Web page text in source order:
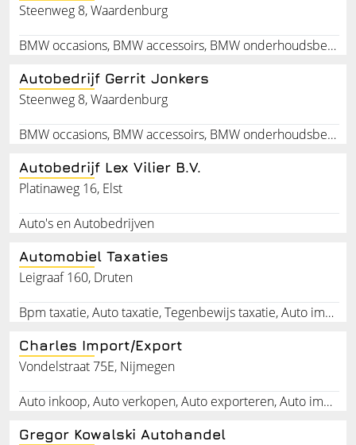
Steenweg 8, Waardenburg
BMW occasions, BMW accessoirs, BMW onderhoudsbeurt, APK keuringen, Technische problemen, BMW reparatie, BMW specialist, BMW mini, BMW servicebeurt
Autobedrijf Gerrit Jonkers
Steenweg 8, Waardenburg
BMW occasions, BMW accessoirs, BMW onderhoudsbeurt, APK keuringen, Technische problemen, BMW reparatie, BMW specialist, BMW mini, BMW servicebeurt
Autobedrijf Lex Vilier B.V.
Platinaweg 16, Elst
Auto's en Autobedrijven
Automobiel Taxaties
Leigraaf 160, Druten
Bpm taxatie, Auto taxatie, Tegenbewijs taxatie, Auto import, Auto importeren, Bpm formulier, Taxatie rapport, Bpm rapport, Bpm specialist, Wev taxatie
Charles Import/Export
Vondelstraat 75E, Nijmegen
Auto inkoop, Auto verkopen, Auto exporteren, Auto importeren, Autogarage, Autodealer, Busje, Personenauto, Elektronica
Gregor Kowalski Autohandel